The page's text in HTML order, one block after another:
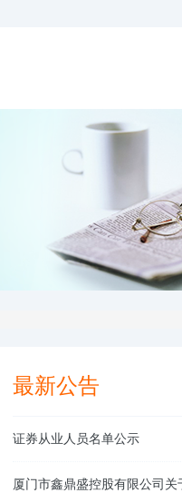
最新公告
证券从业人员名单公示
厦门市鑫鼎盛控股有限公司